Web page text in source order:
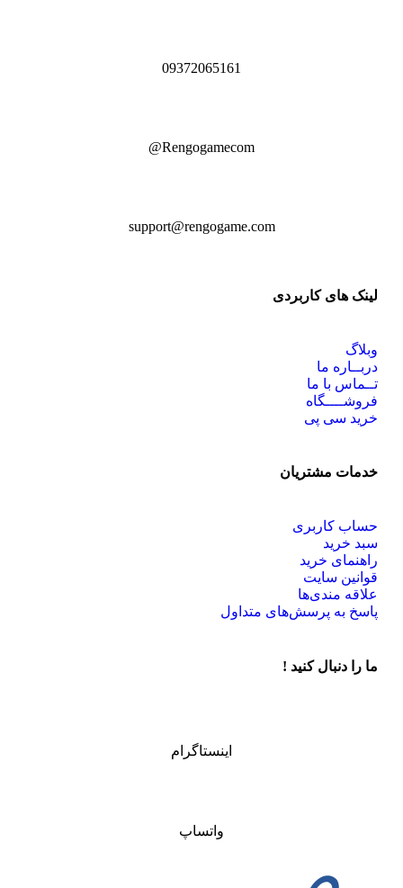
09372065161
Rengogamecom@
support@rengogame.com
لینک های کاربردی
وبلاگ
دربــاره ما
تــماس با ما
فروشــــگاه
خرید سی پی
خدمات مشتریان
حساب کاربری
سبد خرید
راهنمای خرید
قوانین سایت
علاقه مندی‌ها
پاسخ به پرسش‌های متداول
ما را دنبال کنید !
اینستاگرام
واتساپ